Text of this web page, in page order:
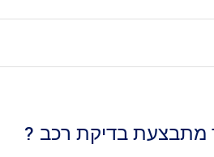
מתבצעת בדיקת רכב ?